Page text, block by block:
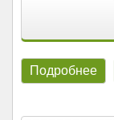
Подробнее